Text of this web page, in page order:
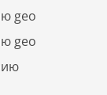
geo
geo